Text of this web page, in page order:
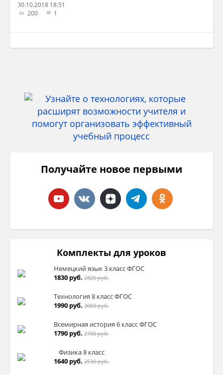
30.10.2018 18:51
200
1
Получайте новое первыми
Комплекты для уроков
Немецкий язык 3 класс ФГОС
1830 руб. 2820 руб.
Технология 8 класс ФГОС
1990 руб. 3060 руб.
Всемирная история 6 класс ФГОС
1790 руб. 2760 руб.
Физика 8 класс
1640 руб. 2530 руб.